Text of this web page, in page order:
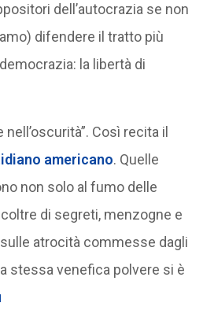
dell’autocrazia se non
difendere il tratto più
la libertà di
Così recita il
americano. Quelle
non solo al fumo delle
di segreti, menzogne e
atrocità commesse dagli
stessa venefica polvere si è